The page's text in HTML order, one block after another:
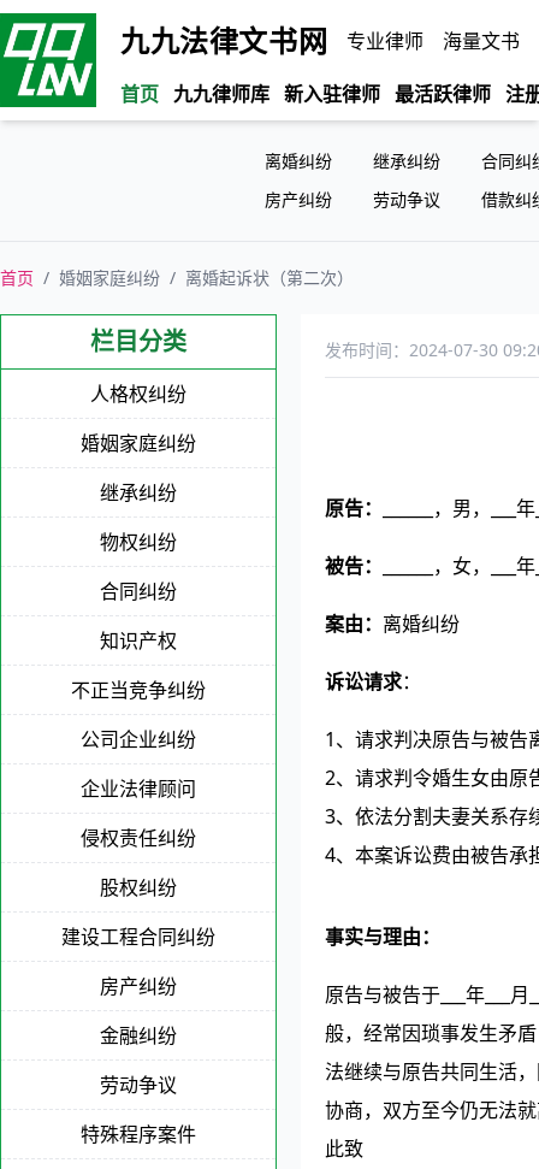
九九法律文书网 专业律师
海量文书
首页 九九律师库 新入驻律师 最活跃律师 注
离婚纠纷 继承纠纷
合同纠
房产纠纷
劳动争议 借款纠
首页 / 婚姻家庭纠纷 / 离婚起诉状（第二次）
栏目分类
人格权纠纷
婚姻家庭纠纷
继承纠纷
物权纠纷
合同纠纷
知识产权
不正当竞争纠纷
公司企业纠纷
企业法律顾问
侵权责任纠纷
股权纠纷
建设工程合同纠纷
房产纠纷
金融纠纷
劳动争议
特殊程序案件
发布时间：2024-07-30
原告：
______，男，___
被告： ______，女，___
案由： 离婚纠纷
诉讼请求：
1、请求判决原告与被告
2、请求判令婚生女由原
3、依法分割夫妻关系存
4、本案诉讼费由被告承
事实与理由：
原告与被告于___年___
般，经常因琐事发生矛
法继续与原告共同生活
协商，双方至今仍无法
此致